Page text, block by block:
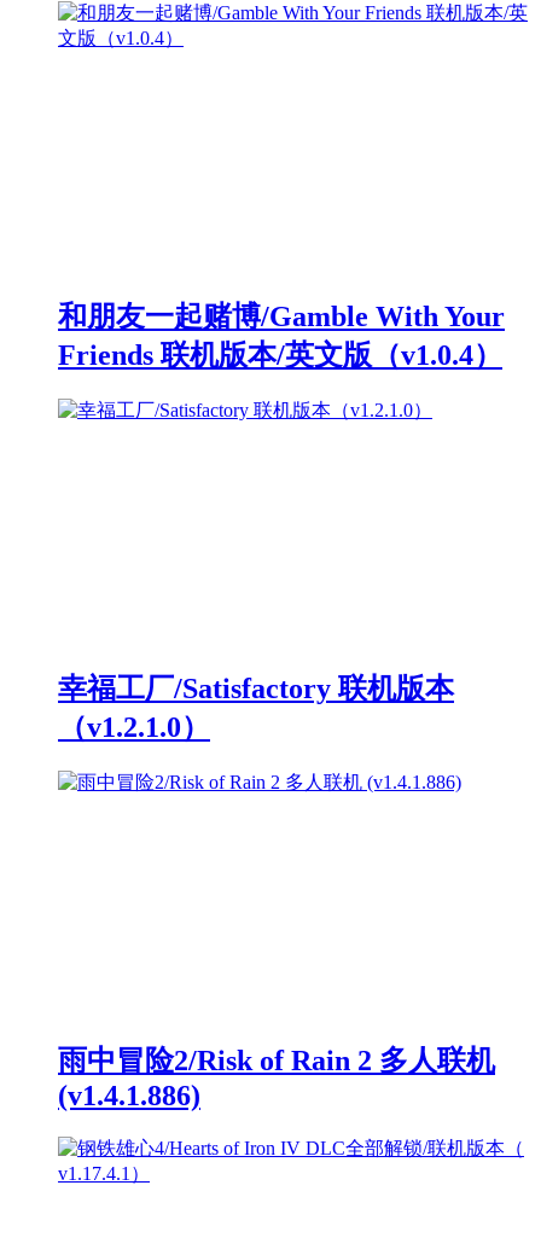
和朋友一起赌博/Gamble With Your
Friends 联机版本/英文版（v1.0.4）
幸福工厂/Satisfactory 联机版本
（v1.2.1.0）
雨中冒险2/Risk of Rain 2 多人联机
(v1.4.1.886)